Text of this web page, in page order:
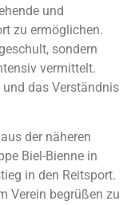
und
zu ermöglichen.
sondern
vermittelt.
das Verständnis
der näheren
Biel-Bienne in
in den Reitsport.
Verein begrüßen zu